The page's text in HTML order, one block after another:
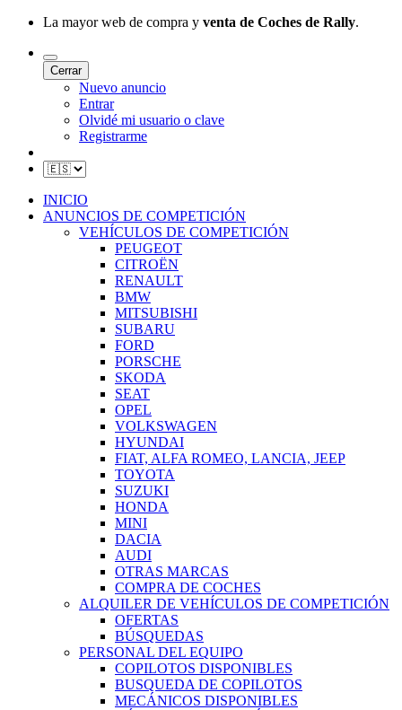
La mayor web de compra y venta de Coches de Rally.
Cerrar
Nuevo anuncio
Entrar
Olvidé mi usuario o clave
Registrarme
INICIO
ANUNCIOS DE COMPETICIÓN
VEHÍCULOS DE COMPETICIÓN
PEUGEOT
CITROËN
RENAULT
BMW
MITSUBISHI
SUBARU
FORD
PORSCHE
SKODA
SEAT
OPEL
VOLKSWAGEN
HYUNDAI
FIAT, ALFA ROMEO, LANCIA, JEEP
TOYOTA
SUZUKI
HONDA
MINI
DACIA
AUDI
OTRAS MARCAS
COMPRA DE COCHES
ALQUILER DE VEHÍCULOS DE COMPETICIÓN
OFERTAS
BÚSQUEDAS
PERSONAL DEL EQUIPO
COPILOTOS DISPONIBLES
BUSQUEDA DE COPILOTOS
MECÁNICOS DISPONIBLES